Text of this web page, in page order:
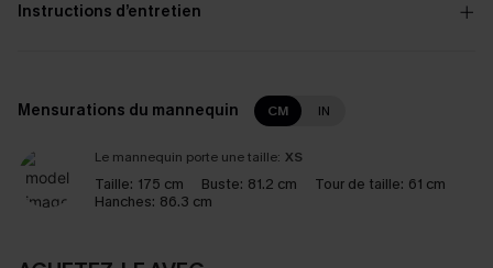
Instructions d’entretien
Mensurations du mannequin CM IN
Le mannequin porte une taille: XS
Taille: 175 cm Buste: 81.2 cm Tour de taille: 61 cm
Hanches: 86.3 cm